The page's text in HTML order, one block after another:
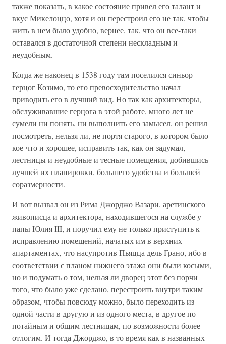
также показать, в какое состояние привел его талант и
вкус Микелоццо, хотя и он перестроил его не так, чтобы
жить в нем было удобно, вернее, так, что он все-таки
оставался в достаточной степени нескладным и
неудобным.
Когда же наконец в 1538 году там поселился синьор
герцог Козимо, то его превосходительство начал
приводить его в лучший вид. Но так как архитекторы,
обслуживавшие герцога в этой работе, много лет не
сумели ни понять, ни выполнить его замысел, он решил
посмотреть, нельзя ли, не портя старого, в котором было
кое-что и хорошее, исправить так, как он задумал,
лестницы и неудобные и тесные помещения, добившись
лучшей их планировки, большего удобства и большей
соразмерности.
И вот вызвал он из Рима Джорджо Вазари, аретинского
живописца и архитектора, находившегося на службе у
папы Юлия III, и поручил ему не только приступить к
исправлению помещений, начатых им в верхних
апартаментах, что насупротив Пьяцца дель Грано, ибо в
соответствии с планом нижнего этажа они были косыми,
но и подумать о том, нельзя ли дворец этот без порчи
того, что было уже сделано, перестроить внутри таким
образом, чтобы повсюду можно, было переходить из
одной части в другую и из одного места, в другое по
потайным и общим лестницам, по возможности более
отлогим. И тогда Джорджо, в то время как в названных